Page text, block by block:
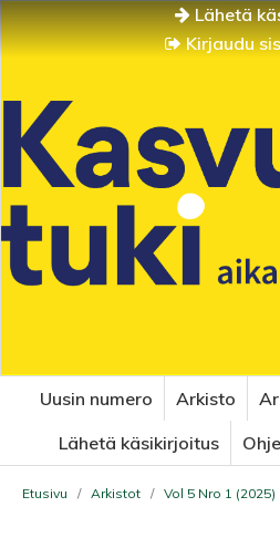
Lähetä
Kirjaudu
Uusin numero Arkisto
Lähetä käsikirjoitus
Etusivu / Arkistot / Vol 5 Nro 1 (2025)